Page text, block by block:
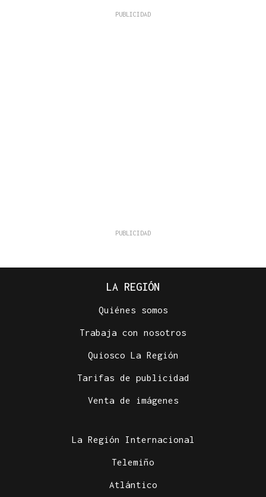
LA REGIÓN
Quiénes somos
Trabaja con nosotros
Quiosco La Región
Tarifas de publicidad
Venta de imágenes
La Región Internacional
Telemiño
Atlántico